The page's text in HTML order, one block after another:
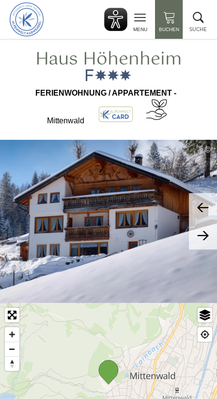
zurück
zur
Startseite
MENU BUCHEN SUCHE
Haus Höhenheim
FERIENWOHNUNG / APPARTEMENT -
Mittenwald
©